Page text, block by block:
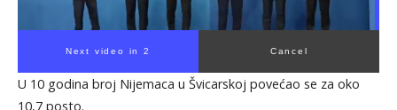
Next video in 1 Cancel
U 10 godina broj Nijemaca u Švicarskoj povećao se za oko
10,7 posto.